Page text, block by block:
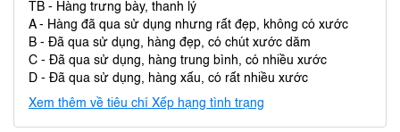
TB - Hàng trưng bày, thanh lý
A - Hàng đã qua sử dụng nhưng rất đẹp, không có xước
B - Đã qua sử dụng, hàng đẹp, có chút xước dăm
C - Đã qua sử dụng, hàng trung bình, có nhiều xước
D - Đã qua sử dụng, hàng xấu, có rất nhiều xước
Xem thêm về tiêu chí Xếp hạng tình trạng